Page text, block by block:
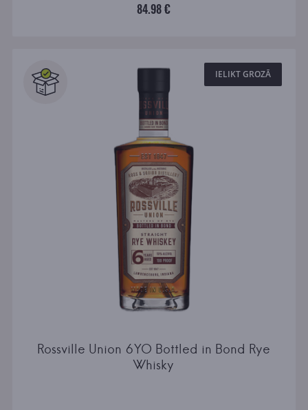
84.98 €
IELIKT GROZĀ
Rossville Union 6YO Bottled in Bond Rye
Whisky